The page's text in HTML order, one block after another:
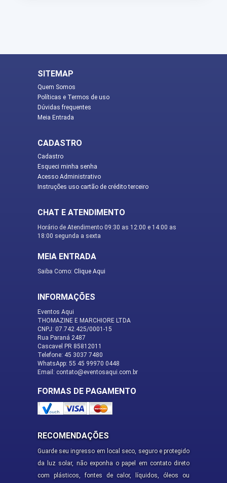
SITEMAP
Quem Somos
Políticas e Termos de uso
Dúvidas frequentes
Meia Entrada
CADASTRO
Cadastro
Esqueci minha senha
Acesso Administrativo
Instruções uso cartão de crédito terceiro
CHAT E ATENDIMENTO
Horário de Atendimento 09:30 as 12:00 e 14:00 as
18:00 segunda a sexta
MEIA ENTRADA
Saiba Como: Clique Aqui
INFORMAÇÕES
Eventos Aqui
THOMAZINE E MARCHIORE LTDA
CNPJ: 07.742.425/0001-15
Rua Paraná 2487
Cascavel PR 85812011
Telefone: 45 3037 7480
WhatsApp: 55 45 99970 0448
Email: contato@eventosaqui.com.br
FORMAS DE PAGAMENTO
RECOMENDAÇÕES
Guarde seu ingresso em local seco, seguro e protegido
da luz solar, não exponha o papel em contato direto
com plásticos, fontes de calor, líquidos, óleos ou